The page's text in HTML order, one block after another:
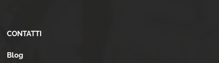
CONTATTI
Blog